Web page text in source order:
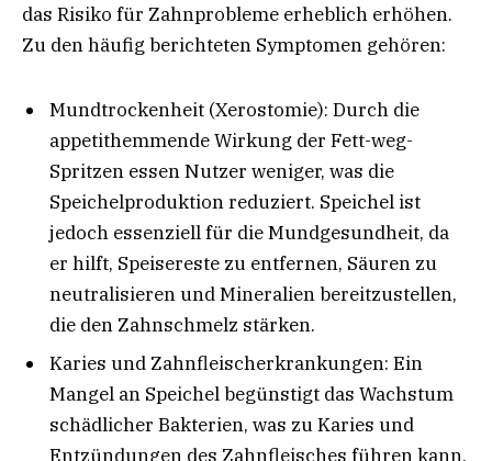
das Risiko für Zahnprobleme erheblich erhöhen.
Zu den häufig berichteten Symptomen gehören:
Mundtrockenheit (Xerostomie): Durch die
appetithemmende Wirkung der Fett-weg-
Spritzen essen Nutzer weniger, was die
Speichelproduktion reduziert. Speichel ist
jedoch essenziell für die Mundgesundheit, da
er hilft, Speisereste zu entfernen, Säuren zu
neutralisieren und Mineralien bereitzustellen,
die den Zahnschmelz stärken.
Karies und Zahnfleischerkrankungen: Ein
Mangel an Speichel begünstigt das Wachstum
schädlicher Bakterien, was zu Karies und
Entzündungen des Zahnfleisches führen kann.